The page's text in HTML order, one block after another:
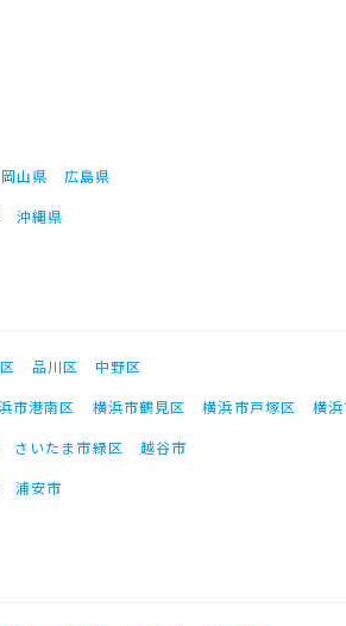
岡山県
広島県
沖縄県
品川区
中野区
市港南区 横浜市鶴見区 横浜市戸塚区
横
さいたま市緑区
越谷市
浦安市